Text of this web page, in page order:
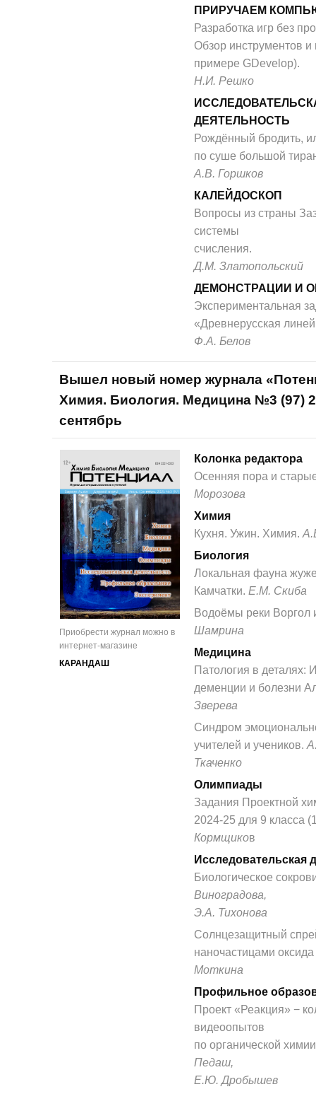
ПРИРУЧАЕМ
Разработка игр без
Обзор инструментов
примере GDevelop).
Н.И. Решко
ДЕЯТЕЛЬНОСТЬ
Рождённый бродить,
по суше большой
А.В. Горшков
КАЛЕЙДОСКОП
Вопросы из страны
системы
счисления.
Д.М. Златопольский
ДЕМОНСТРАЦИИ И
Экспериментальная
«Древнерусская
Ф.А. Белов
Вышел новый номер журнала
Химия. Биология. Медицина №3 (97)
сентябрь
Приобрести журнал можно в
интернет-магазине
КАРАНДАШ
Колонка редактора
Осенняя пора и
Морозова
Химия
Кухня. Ужин. Химия.
Биология
Локальная фауна
Камчатки. Е.М. Скиба
Водоёмы реки Воргол
Шамрина
Медицина
Патология в деталях:
деменции и болезни
Зверева
Синдром
учителей и учеников.
Ткаченко
Олимпиады
Задания Проектной
2024-25 для 9 класса
Кормщиков
Исследовательская
Биологическое
Виноградова,
Э.А. Тихонова
Солнцезащитный
наночастицами оксида
Моткина
Профильное
Проект «Реакция» −
видеоопытов
по органической
Педаш,
Е.Ю. Дробышев